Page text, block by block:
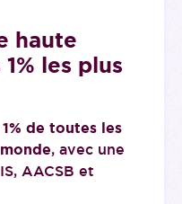
haute
les plus
de toutes les
, avec une
AACSB et